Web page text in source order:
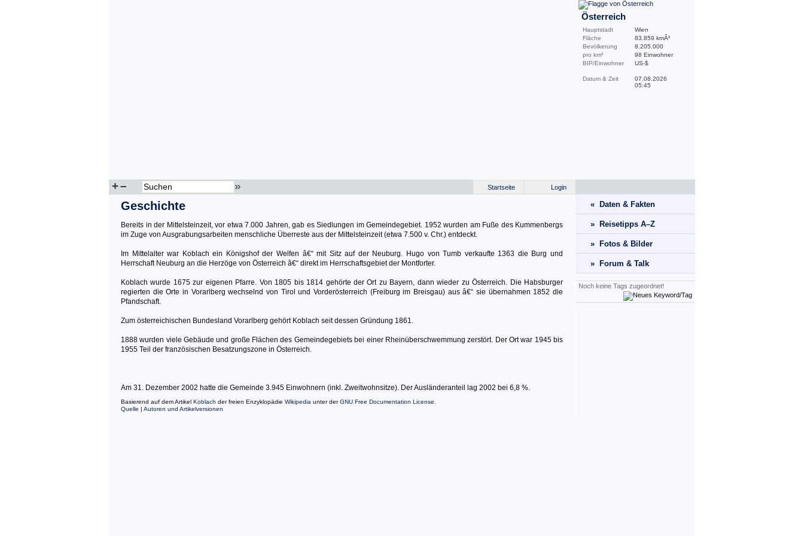
Österreich
Hauptstadt
Wien
Fläche
83.859 kmÂ²
Bevölkerung
8.205.000
pro km²
98 Einwohner
BIP/Einwohner
US-$
Datum & Zeit
07.08.2026
05:45
+– » Login
Startseite
Geschichte
Bereits in der Mittelsteinzeit, vor etwa 7.000 Jahren, gab es Siedlungen im Gemeindegebiet. 1952 wurden am Fuße des Kummenbergs
im Zuge von Ausgrabungsarbeiten menschliche Überreste aus der Mittelsteinzeit (etwa 7.500 v. Chr.) entdeckt.
Im Mittelalter war Koblach ein Königshof der Welfen â€“ mit Sitz auf der Neuburg. Hugo von Tumb verkaufte 1363 die Burg und
Herrschaft Neuburg an die Herzöge von Österreich â€“ direkt im Herrschaftsgebiet der Montforter.
Koblach wurde 1675 zur eigenen Pfarre. Von 1805 bis 1814 gehörte der Ort zu Bayern, dann wieder zu Österreich. Die Habsburger
regierten die Orte in Vorarlberg wechselnd von Tirol und Vorderösterreich (Freiburg im Breisgau) aus â€“ sie übernahmen 1852 die
Pfandschaft.
Zum österreichischen Bundesland Vorarlberg gehört Koblach seit dessen Gründung 1861.
1888 wurden viele Gebäude und große Flächen des Gemeindegebiets bei einer Rheinüberschwemmung zerstört. Der Ort war 1945 bis
1955 Teil der französischen Besatzungszone in Österreich.
Am 31. Dezember 2002 hatte die Gemeinde 3.945 Einwohnern (inkl. Zweitwohnsitze). Der Ausländeranteil lag 2002 bei 6,8 %.
Basierend auf dem Artikel Koblach der freien Enzyklopädie Wikipedia unter derGNU Free Documentation License
Quelle | Autoren und Artikelversionen
« Daten & Fakten
» Reisetipps A–Z
» Fotos & Bilder
» Forum & Talk
Noch keine Tags zugeordnet!